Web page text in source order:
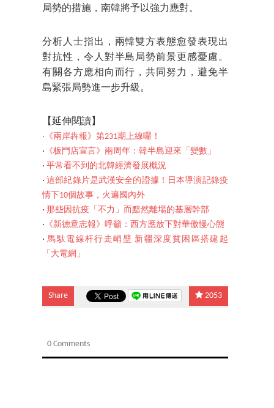
局勢的措施，南韓將予以強力應對。
分析人士指出，兩韓雙方表態愈發表現出
對抗性，令人對半島局勢前景更感憂慮。
有關各方應相向而行，共同努力，避免半
島緊張局勢進一步升級。
【延伸閱讀】
‧ 《兩岸犇報》第231期上線囉！
‧ 《板門店宣言》兩周年：韓半島迎來「變數」
‧ 平常看不到的北韓經濟發展概況
‧這部紀錄片是武漢安全的證據！日本導演記錄疫
情下10個故事，火遍國內外
‧ 那些因抗疫「不力」而黯然離場的基層幹部
‧ 《新德意志報》呼籲：西方應放下對華傲慢心態
‧馬馱電線杆行走峭壁 新疆深度貧困區搭建起
「大電網」
Share 2053
0 Comments